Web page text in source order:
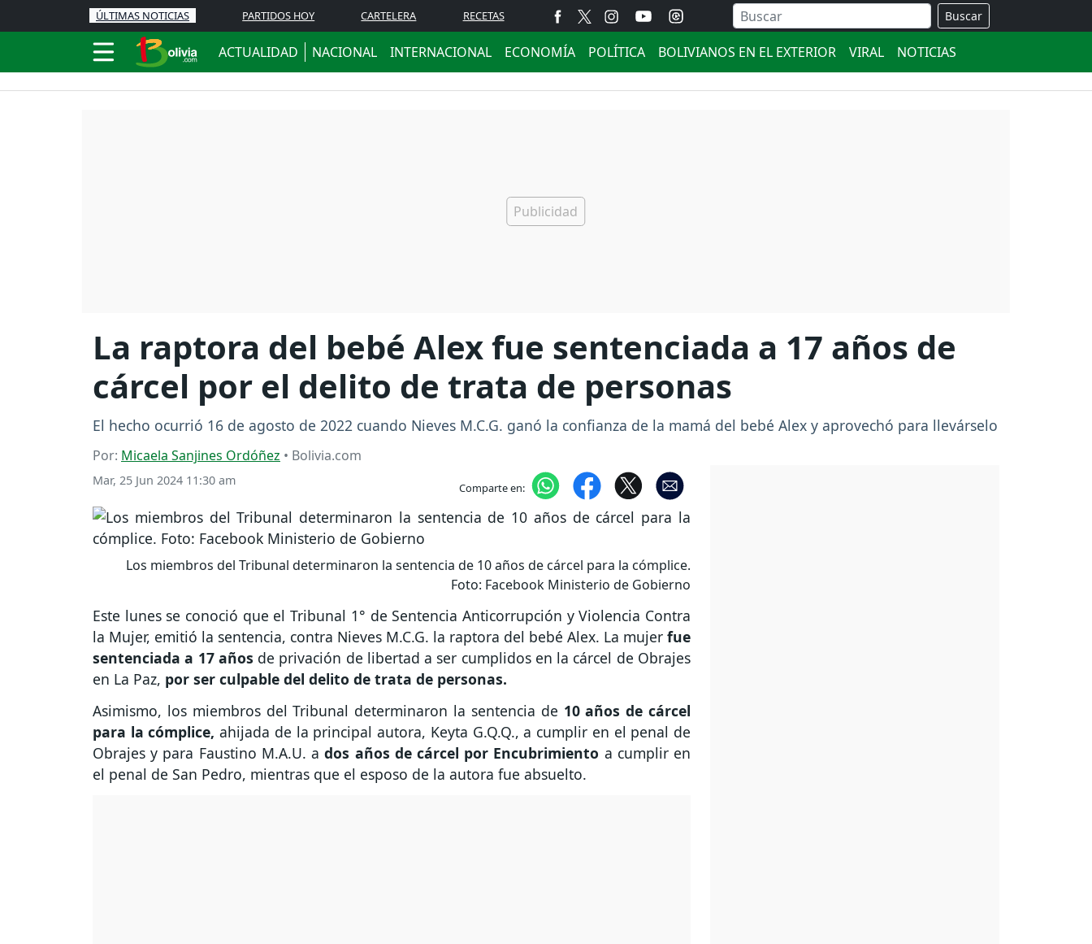
ÚLTIMAS NOTICIAS PARTIDOS HOY CARTELERA RECETAS Buscar
ACTUALIDAD NACIONAL INTERNACIONAL ECONOMÍA POLÍTICA BOLIVIANOS EN EL EXTERIOR VIRAL NOTICIAS
La raptora del bebé Alex fue sentenciada a 17 años de
cárcel por el delito de trata de personas
El hecho ocurrió 16 de agosto de 2022 cuando Nieves M.C.G. ganó la confianza de la mamá del bebé Alex y aprovechó para llevárselo
Por: Micaela Sanjines Ordóñez • Bolivia.com
Mar, 25 Jun 2024 11:30 am Comparte en:
Los miembros del Tribunal determinaron la sentencia de 10 años de cárcel para la cómplice.
Foto: Facebook Ministerio de Gobierno
Este lunes se conoció que el Tribunal 1° de Sentencia Anticorrupción y Violencia Contra
la Mujer, emitió la sentencia, contra Nieves M.C.G. la raptora del bebé Alex. La mujer fue
sentenciada a 17 años de privación de libertad a ser cumplidos en la cárcel de Obrajes
en La Paz, por ser culpable del delito de trata de personas.
Asimismo, los miembros del Tribunal determinaron la sentencia de 10 años de cárcel
para la cómplice, ahijada de la principal autora, Keyta G.Q.Q., a cumplir en el penal de
Obrajes y para Faustino M.A.U. ados años de cárcel por Encubrimiento a cumplir en
el penal de San Pedro, mientras que el esposo de la autora fue absuelto.